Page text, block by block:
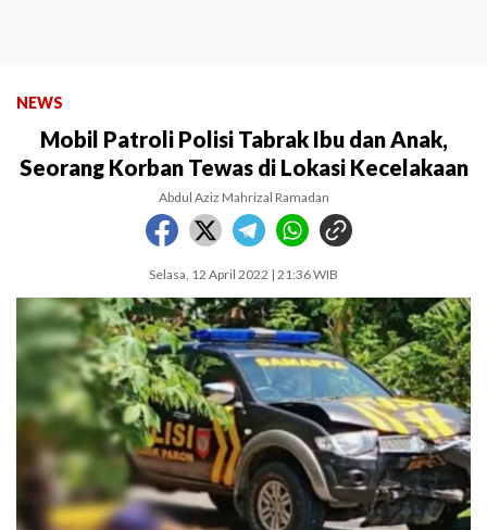
NEWS
Mobil Patroli Polisi Tabrak Ibu dan Anak,
Seorang Korban Tewas di Lokasi Kecelakaan
Abdul Aziz Mahrizal Ramadan
Selasa, 12 April 2022 | 21:36 WIB